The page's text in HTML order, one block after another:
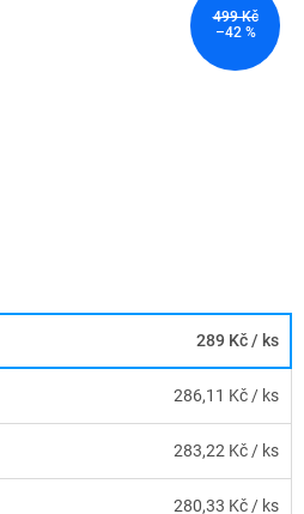
499 Kč
–42 %
289 Kč/ ks
286,11 Kč/ ks
283,22 Kč/ ks
280,33 Kč/ ks